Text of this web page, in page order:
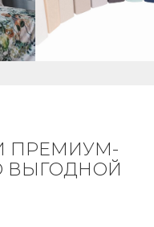
ПРЕМИУМ-
ВЫГОДНОЙ